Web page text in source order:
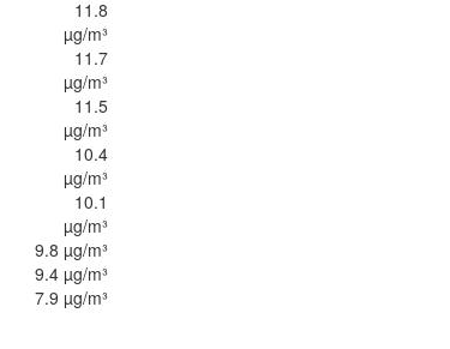
11.8
µg/m³
11.7
µg/m³
11.5
µg/m³
10.4
µg/m³
10.1
µg/m³
9.8 µg/m³
9.4 µg/m³
7.9 µg/m³